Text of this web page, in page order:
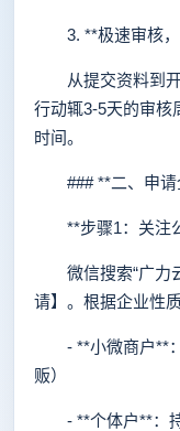
3. **极速审核，
从提交资料到开
行动辄3-5天的审核
时间。
### **二、申请
**步骤1：关注
微信搜索“广力云
请】。根据企业性质
- **小微商户**：
贩）
- **个体户**：持